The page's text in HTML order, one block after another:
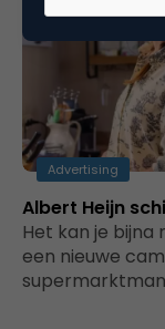
Advertising
Albert Heijn
Het kan je bijna
een nieuwe